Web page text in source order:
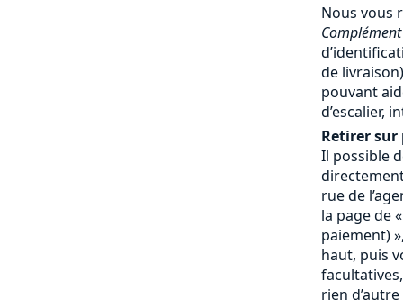
Nous vous
Complément
de
pouvant
d’escalier,
Retirer sur
Il possible
rue de
la page de
paiement)
haut, puis
rien